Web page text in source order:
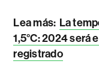
Lea más: La
1,5°C: 2024 será
registrado